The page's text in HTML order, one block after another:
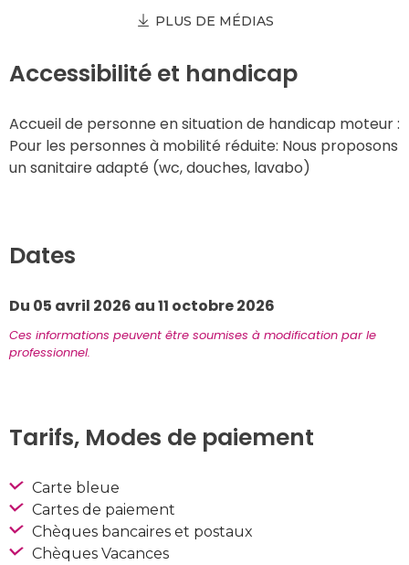
PLUS DE MÉDIAS
Accessibilité et handicap
Accueil de personne en situation de handicap moteur :
Pour les personnes à mobilité réduite: Nous proposons
un sanitaire adapté (wc, douches, lavabo)
Dates
Du 05 avril 2026 au 11 octobre 2026
Ces informations peuvent être soumises à modification par le
professionnel.
Tarifs, Modes de paiement
Carte bleue
Cartes de paiement
Chèques bancaires et postaux
Chèques Vacances